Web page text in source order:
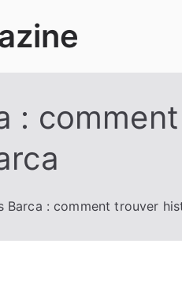
:
Barca : comment trouver